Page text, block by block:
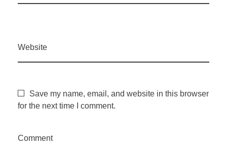
Website
Save my name, email, and website in this browser
for the next time I comment.
Comment